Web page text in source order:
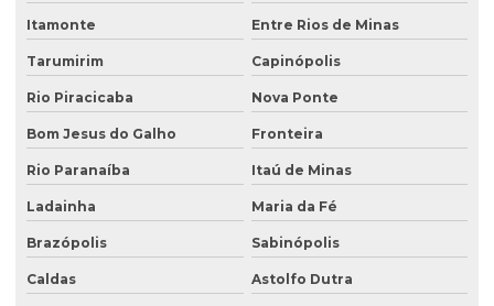
Serviço de licenciamento ambiental
Serviço de retirada de tanque subterrâneo
Sondagem ambiental
Sondagem geofísica
Sondagem geofísica poço artesiano
Sondagem geológica
Itamonte Entre Rios de Minas
Tarumirim Capinópolis
Rio Piracicaba Nova Ponte
Bom Jesus do Galho Fronteira
Rio Paranaíba Itaú de Minas
Ladainha Maria da Fé
Brazópolis Sabinópolis
Caldas Astolfo Dutra